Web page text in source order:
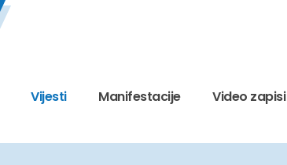
Vijesti Manifestacije Video zapisi